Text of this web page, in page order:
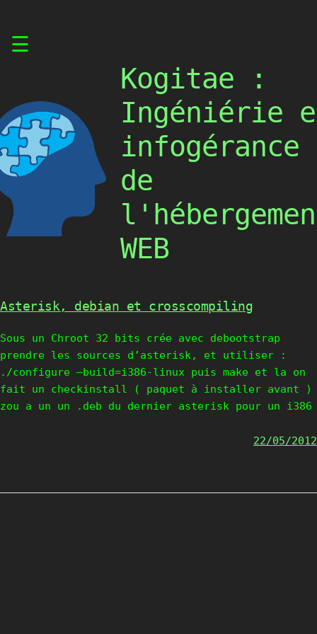
☰
Kogitae :
Ingéniérie
infogérance
de
WEB
Asterisk, debian et crosscompiling
Sous un Chroot 32 bits crée avec debootstrap
prendre les sources d’asterisk, et utiliser :
./configure –build=i386-linux puis make et la on
fait un checkinstall ( paquet à installer avant )
zou a un un .deb du dernier asterisk pour un i386
22/05/2012